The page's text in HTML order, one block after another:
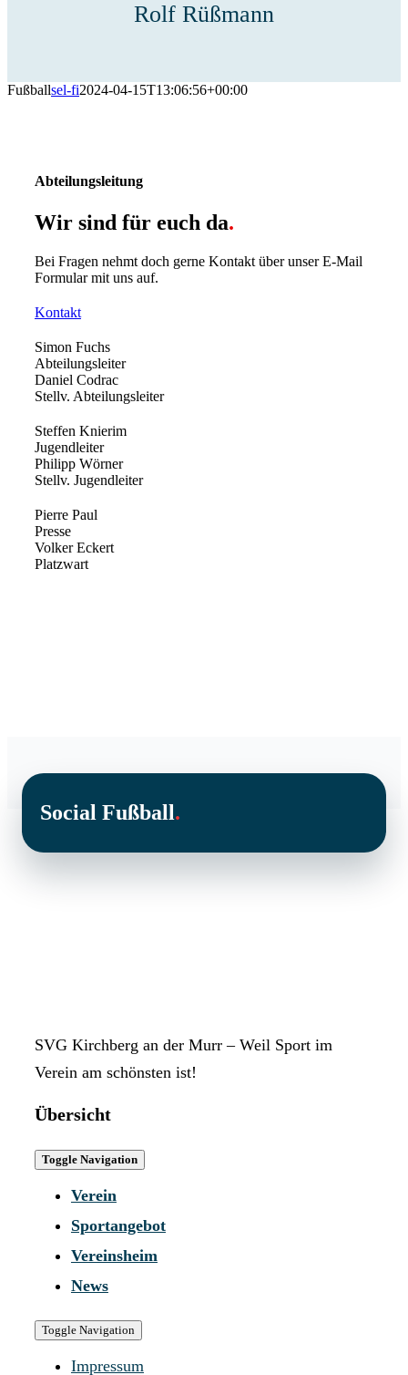
Rolf Rüßmann
Fußballsel-fi2024-04-15T13:06:56+00:00
Abteilungsleitung
Wir sind für euch da.
Bei Fragen nehmt doch gerne Kontakt über unser E-Mail
Formular mit uns auf.
Kontakt
Simon Fuchs
Abteilungsleiter
Daniel Codrac
Stellv. Abteilungsleiter
Steffen Knierim
Jugendleiter
Philipp Wörner
Stellv. Jugendleiter
Pierre Paul
Presse
Volker Eckert
Platzwart
Social Fußball.
SVG Kirchberg an der Murr – Weil Sport im
Verein am schönsten ist!
Übersicht
Toggle Navigation
Verein
Sportangebot
Vereinsheim
News
Toggle Navigation
Impressum